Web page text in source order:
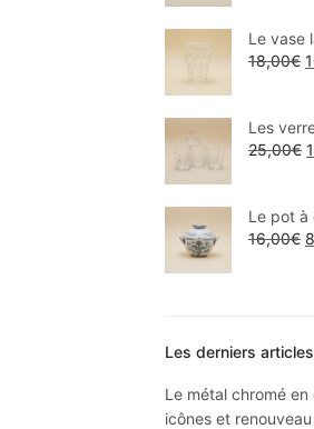
Le vase
18,00€
Les
25,00€
Le pot à
16,00€
Les derniers articles
Le métal chromé
icônes et